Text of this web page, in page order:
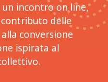
incontro on line,
delle
conversione
ispirata al